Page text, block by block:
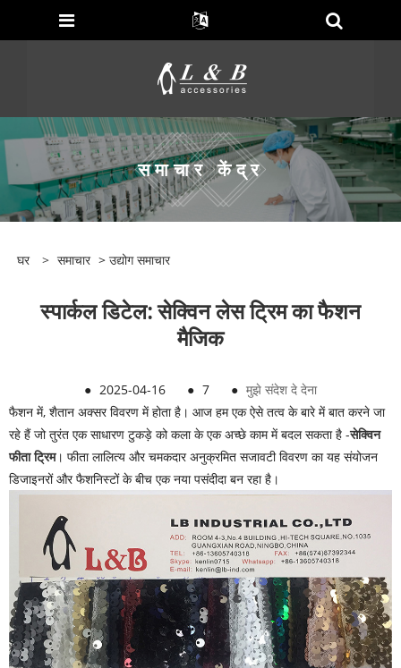
समाचार केंद्र
घर > समाचार > उद्योग समाचार
स्पार्कल डिटेल: सेक्विन लेस ट्रिम का फैशन
मैजिक
● 2025-04-16 ● 7 ● मुझे संदेश दे देना
फैशन में, शैतान अक्सर विवरण में होता है। आज हम एक ऐसे तत्व के बारे में बात करने जा
रहे हैं जो तुरंत एक साधारण टुकड़े को कला के एक अच्छे काम में बदल सकता है -सेक्विन
फीता ट्रिम। फीता लालित्य और चमकदार अनुक्रमित सजावटी विवरण का यह संयोजन
डिजाइनरों और फैशनिस्टों के बीच एक नया पसंदीदा बन रहा है।